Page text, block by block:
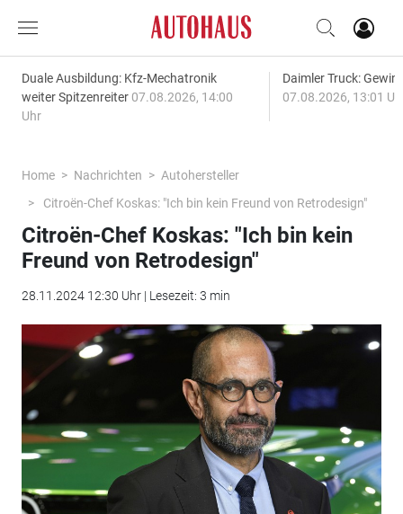
Duale Ausbildung: Kfz-Mechatronik
weiter Spitzenreiter 07.08.2026, 14:00
Uhr
Daimler Truck:
07.08.2026, 13:01
Home Nachrichten
Autohersteller
Citroën-Chef Koskas: "Ich bin kein Freund von Retrodesign"
Citroën-Chef Koskas: "Ich bin kein
Freund von Retrodesign"
28.11.2024 12:30 Uhr | Lesezeit: 3 min